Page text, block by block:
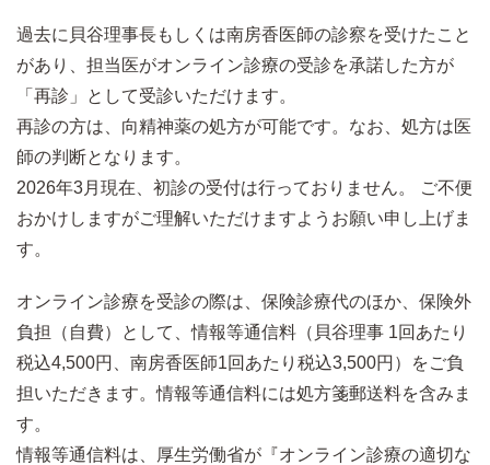
過去に貝谷理事長もしくは南房香医師の診察を受けたこと
があり、担当医がオンライン診療の受診を承諾した方が
「再診」として受診いただけます。
再診の方は、向精神薬の処方が可能です。なお、処方は医
師の判断となります。
2026年3月現在、初診の受付は行っておりません。 ご不便
おかけしますがご理解いただけますようお願い申し上げま
す。
オンライン診療を受診の際は、保険診療代のほか、保険外
負担（自費）として、情報等通信料（貝谷理事 1回あたり
税込4,500円、南房香医師1回あたり税込3,500円）をご負
担いただきます。情報等通信料には処方箋郵送料を含みま
す。
情報等通信料は、厚生労働省が『オンライン診療の適切な